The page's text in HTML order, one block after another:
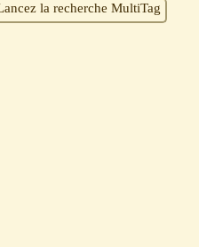
la recherche MultiTag